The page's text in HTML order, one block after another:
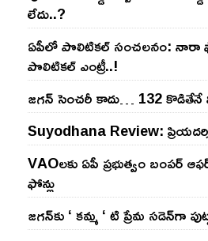
లేదు..?
ఏపీలో పొలిటిక‌ల్ సంచ‌ల‌నం: నారా
పొలిటికల్ ఎంట్రీ..!
జ‌గ‌న్ సెంచ‌రీ కాదు… 132
Suyodhana Review:
VAOల‌కు ఏపీ ప్ర‌భుత్వం బంప‌ర్
ఫోన్లు
జ‌గ‌న్‌కు ‘ క‌మ్మ ‘ టి ప్రేమ స‌డెన్‌గా